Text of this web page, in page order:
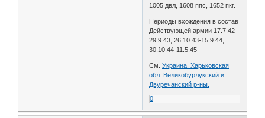
1005 двл, 1608 ппс, 1652 пкг.
Периоды вхождения в состав
Действующей армии 17.7.42-
29.9.43, 26.10.43-15.9.44,
30.10.44-11.5.45
См.Украина. Харьковская
обл. Великобурлукский и
Двуречанский р-ны.
0